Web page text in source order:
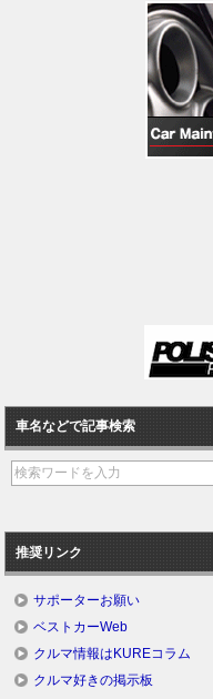
車名などで記事検索
推奨リンク
サポーターお願い
ベストカーWeb
クルマ情報はKUREコラム
クルマ好きの掲示板